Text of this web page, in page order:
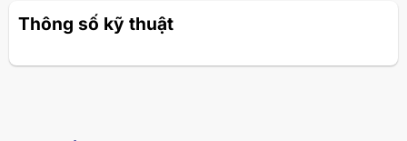
Thông số kỹ thuật